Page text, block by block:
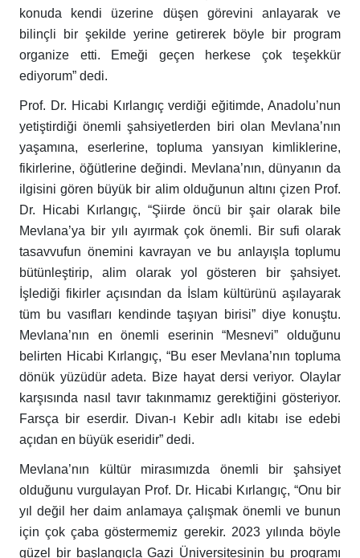
konuda kendi üzerine düşen görevini anlayarak ve
bilinçli bir şekilde yerine getirerek böyle bir program
organize etti. Emeği geçen herkese çok teşekkür
ediyorum” dedi.
Prof. Dr. Hicabi Kırlangıç verdiği eğitimde, Anadolu’nun
yetiştirdiği önemli şahsiyetlerden biri olan Mevlana’nın
yaşamına, eserlerine, topluma yansıyan kimliklerine,
fikirlerine, öğütlerine değindi. Mevlana’nın, dünyanın da
ilgisini gören büyük bir alim olduğunun altını çizen Prof.
Dr. Hicabi Kırlangıç, “Şiirde öncü bir şair olarak bile
Mevlana’ya bir yılı ayırmak çok önemli. Bir sufi olarak
tasavvufun önemini kavrayan ve bu anlayışla toplumu
bütünleştirip, alim olarak yol gösteren bir şahsiyet.
İşlediği fikirler açısından da İslam kültürünü aşılayarak
tüm bu vasıfları kendinde taşıyan birisi” diye konuştu.
Mevlana’nın en önemli eserinin “Mesnevi” olduğunu
belirten Hicabi Kırlangıç, “Bu eser Mevlana’nın topluma
dönük yüzüdür adeta. Bize hayat dersi veriyor. Olaylar
karşısında nasıl tavır takınmamız gerektiğini gösteriyor.
Farsça bir eserdir. Divan-ı Kebir adlı kitabı ise edebi
açıdan en büyük eseridir” dedi.
Mevlana’nın kültür mirasımızda önemli bir şahsiyet
olduğunu vurgulayan Prof. Dr. Hicabi Kırlangıç, “Onu bir
yıl değil her daim anlamaya çalışmak önemli ve bunun
için çok çaba göstermemiz gerekir. 2023 yılında böyle
güzel bir başlangıçla Gazi Üniversitesinin bu programı